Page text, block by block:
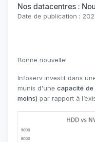
Nos datacentres :
Date de publication :
Bonne nouvelle!
Infoserv investit dans
munis d'une capacité de
moins) par rapport à